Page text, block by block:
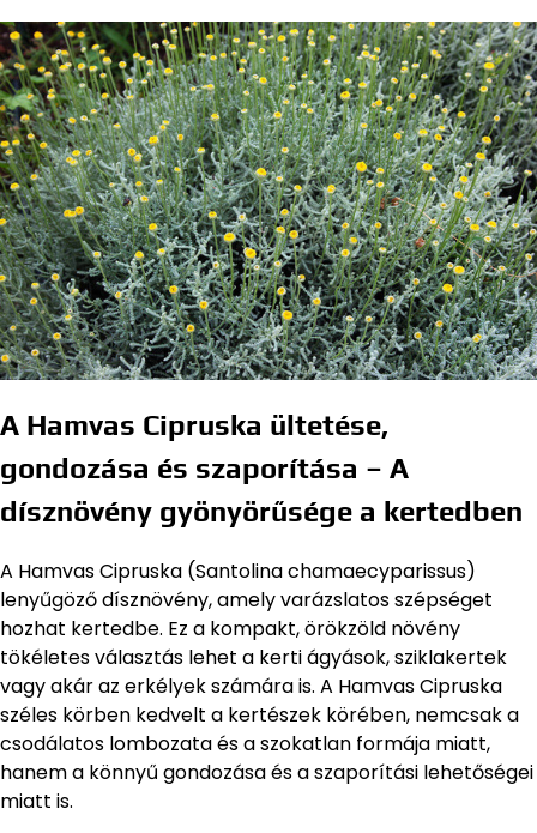
A Hamvas Cipruska ültetése,
gondozása és szaporítása – A
dísznövény gyönyörűsége a kertedben
A Hamvas Cipruska (Santolina chamaecyparissus)
lenyűgöző dísznövény, amely varázslatos szépséget
hozhat kertedbe. Ez a kompakt, örökzöld növény
tökéletes választás lehet a kerti ágyások, sziklakertek
vagy akár az erkélyek számára is. A Hamvas Cipruska
széles körben kedvelt a kertészek körében, nemcsak a
csodálatos lombozata és a szokatlan formája miatt,
hanem a könnyű gondozása és a szaporítási lehetőségei
miatt is.